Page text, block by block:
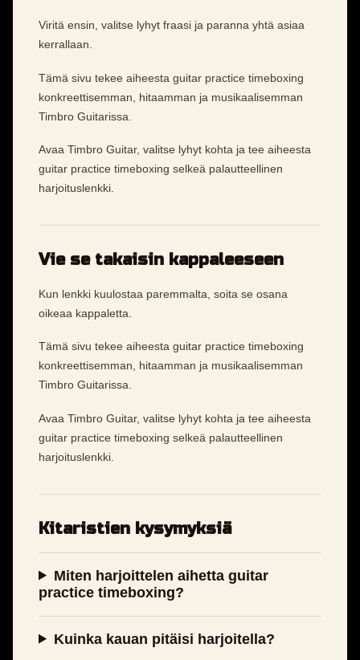
Viritä ensin, valitse lyhyt fraasi ja paranna yhtä asiaa
kerrallaan.
Tämä sivu tekee aiheesta guitar practice timeboxing
konkreettisemman, hitaamman ja musikaalisemman
Timbro Guitarissa.
Avaa Timbro Guitar, valitse lyhyt kohta ja tee aiheesta
guitar practice timeboxing selkeä palautteellinen
harjoituslenkki.
Vie se takaisin kappaleeseen
Kun lenkki kuulostaa paremmalta, soita se osana
oikeaa kappaletta.
Tämä sivu tekee aiheesta guitar practice timeboxing
konkreettisemman, hitaamman ja musikaalisemman
Timbro Guitarissa.
Avaa Timbro Guitar, valitse lyhyt kohta ja tee aiheesta
guitar practice timeboxing selkeä palautteellinen
harjoituslenkki.
Kitaristien kysymyksiä
Miten harjoittelen aihetta guitar
practice timeboxing?
Kuinka kauan pitäisi harjoitella?